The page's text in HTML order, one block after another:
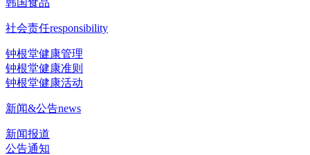
韩国食品
社会责任responsibility
钟根堂健康管理
钟根堂健康准则
钟根堂健康活动
新闻&公告news
新闻报道
公告通知